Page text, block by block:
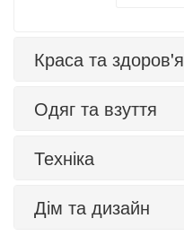
Краса та здоров'я
Одяг та взуття
Техніка
Дім та дизайн